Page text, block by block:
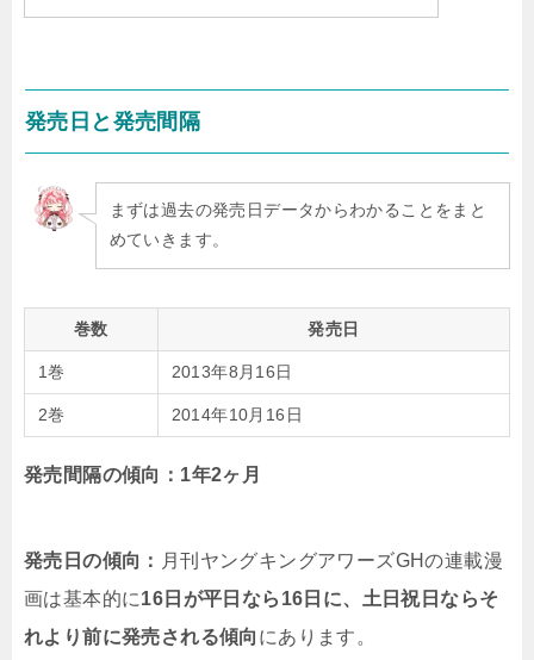
発売日と発売間隔
まずは過去の発売日データからわかることをまと
めていきます。
巻数 発売日
1巻 2013年8月16日
2巻 2014年10月16日
発売間隔の傾向：1年2ヶ月
発売日の傾向： 月刊ヤングキングアワーズGHの連載漫
画は基本的に16日が平日なら16日に、土日祝日ならそ
れより前に発売される傾向 にあります。